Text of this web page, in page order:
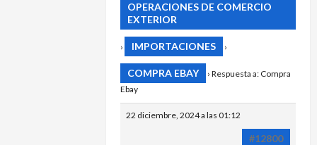
OPERACIONES DE COMERCIO
EXTERIOR
› IMPORTACIONES ›
COMPRA EBAY › Respuesta a: Compra
Ebay
22 diciembre, 2024 a las 01:12
#12800